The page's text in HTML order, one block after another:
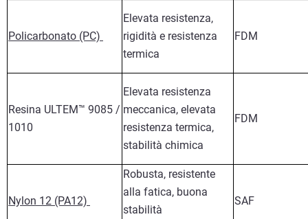
Policarbonato (PC)
Elevata resistenza,
rigidità e resistenza
termica
FDM
Resina ULTEM™ 9085 /
1010
Elevata resistenza
meccanica, elevata
resistenza termica,
stabilità chimica
FDM
Nylon 12 (PA12)
Robusta, resistente
alla fatica, buona
stabilità
SAF